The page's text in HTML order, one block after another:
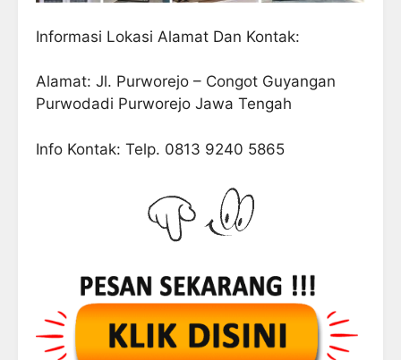
Informasi Lokasi Alamat Dan Kontak:
Alamat: Jl. Purworejo – Congot Guyangan
Purwodadi Purworejo Jawa Tengah
Info Kontak: Telp. 0813 9240 5865